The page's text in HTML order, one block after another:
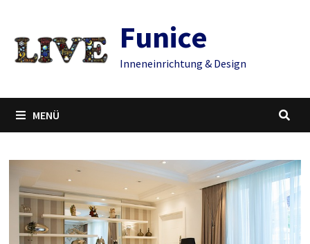
springen
Funice
Inneneinrichtung & Design
MENÜ